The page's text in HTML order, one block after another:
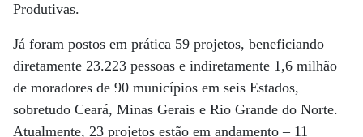
Produtivas.
Já foram postos em prática 59 projetos, beneficiando
diretamente 23.223 pessoas e indiretamente 1,6 milhão
de moradores de 90 municípios em seis Estados,
sobretudo Ceará, Minas Gerais ­e Rio Grande do Norte.
Atualmente, 23 projetos estão em andamento – 11